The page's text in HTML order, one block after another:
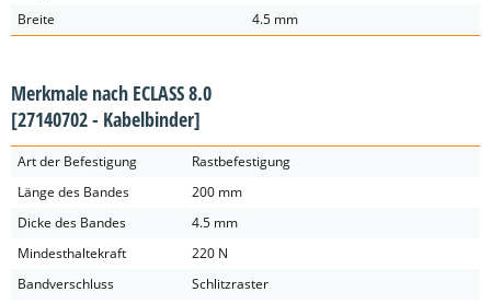
Breite
4.5 mm
Merkmale nach ECLASS 8.0
[27140702 - Kabelbinder]
Art der Befestigung
Rastbefestigung
Länge des Bandes
200 mm
Dicke des Bandes
4.5 mm
Mindesthaltekraft
220 N
Bandverschluss
Schlitzraster